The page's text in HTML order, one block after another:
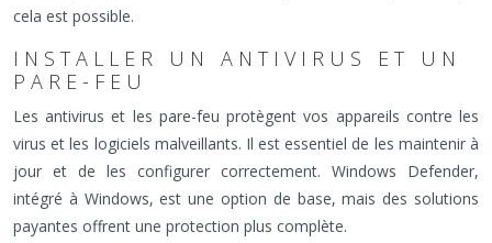
cela est possible.
INSTALLER UN ANTIVIRUS ET UN
PARE-FEU
Les antivirus et les pare-feu protègent vos appareils contre les
virus et les logiciels malveillants. Il est essentiel de les maintenir à
jour et de les configurer correctement. Windows Defender,
intégré à Windows, est une option de base, mais des solutions
payantes offrent une protection plus complète.